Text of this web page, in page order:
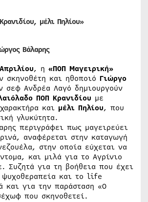
μέλι Πηλίου»
Βάλαρης
, η «ΠΟΠ Μαγειρική»
σκηνοθέτη και ηθοποιό Γιώργο
σεφ Ανδρέα Λαγό δημιουργούν
ΠΟΠ Κρανιδίου με
και μέλι Πηλίου, που
γλυκύτητα.
περιγράφει πως μαγειρεύει
αναφέρεται στην καταγωγή
στην οποία εύχεται να
και μιλά για το Αγρίνιο
Συζητά για τη βοήθεια που έχει
και το life
και για την παράσταση «Ο
που σκηνοθετεί.